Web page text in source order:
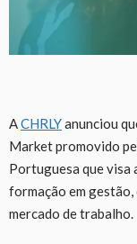
ACHRLYanunciou
Market promovido
Portuguesa que visa
formação em
mercado de trabalho.